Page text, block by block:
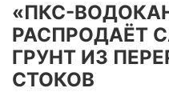
«ПКС-
РАСПРОДАЁТ
ГРУНТ ИЗ
СТОКОВ